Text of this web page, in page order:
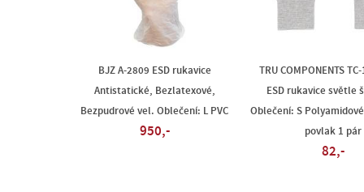
BJZ A-2809 ESD rukavice
Antistatické, Bezlatexové,
Bezpudrové vel. Oblečení: L PVC
950,-
TRU COMPONENTS
ESD rukavice světle
Oblečení: S
povlak 1 pár
82,-